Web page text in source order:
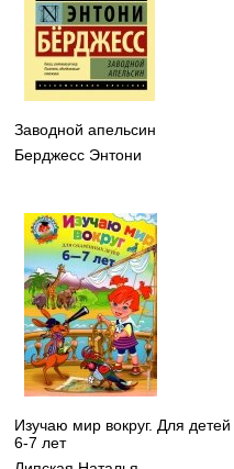
Заводной апельсин
Берджесс Энтони
Изучаю мир вокруг. Для детей
6-7 лет